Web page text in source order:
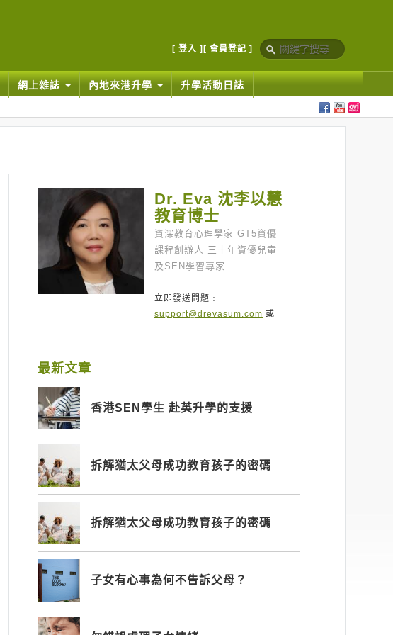
[ 登入 ] [ 會員登記 ]
網上雜誌 內地來港升學 升學活動日誌
Dr. Eva 沈李以慧
教育博士
資深教育心理學家 GT5資優
課程創辦人 三十年資優兒童
及SEN學習專家
立即發送問題﹕
support@drevasum.com 或
最新文章
香港SEN學生 赴英升學的支援
拆解猶太父母成功教育孩子的密碼
拆解猶太父母成功教育孩子的密碼
子女有心事為何不告訴父母？